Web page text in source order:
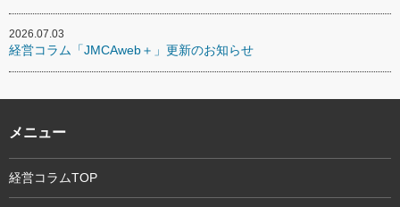
2026.07.03
経営コラム「JMCAweb＋」更新のお知らせ
メニュー
経営コラムTOP